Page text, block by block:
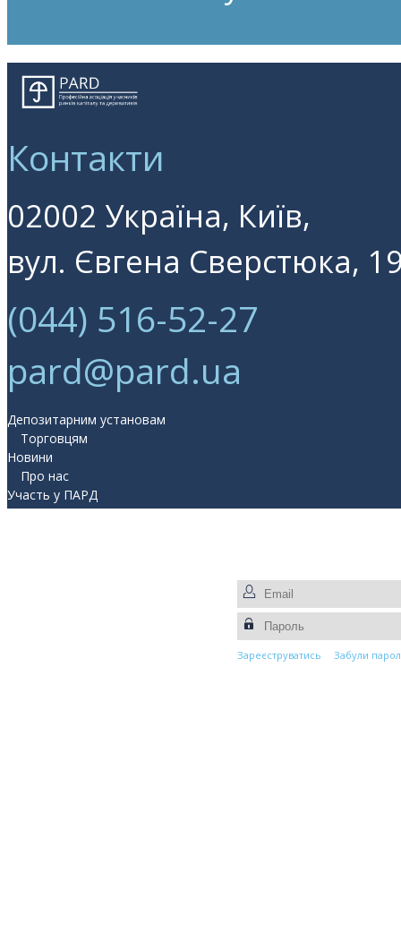
Контакти
02002 Україна, Київ,
вул. Євгена Сверстюка,
(044) 516-52-27
pard@pard.ua
Депозитарним установам
Торговцям
Новини
Про нас
Участь у ПАРД
Прес-центр
Зареєструватись Забули